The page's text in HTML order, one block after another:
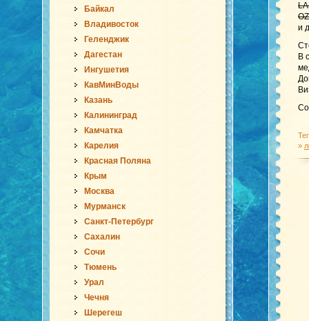
Байкал
Владивосток
Геленджик
Дагестан
Ингушетия
КавМинВоды
Казань
Калининград
Камчатка
Карелия
Красная Поляна
Крым
Москва
Мурманск
Санкт-Петербург
Сахалин
Сочи
Тюмень
Урал
Чечня
Шерегеш
и
В
»